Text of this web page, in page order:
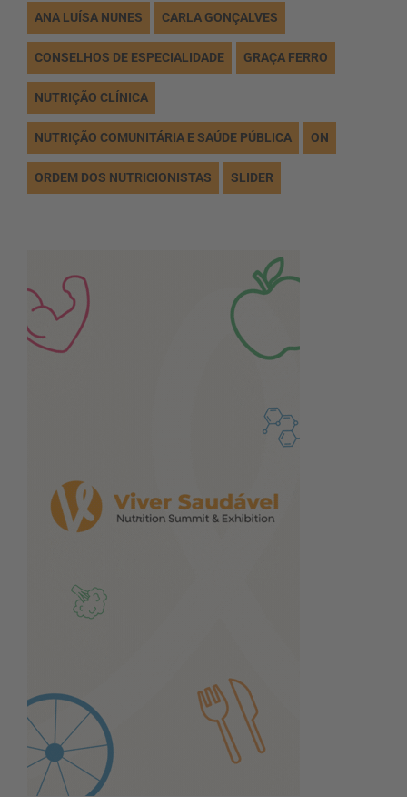
ANA LUÍSA NUNES CARLA GONÇALVES
CONSELHOS DE ESPECIALIDADE GRAÇA FERRO
NUTRIÇÃO CLÍNICA
NUTRIÇÃO COMUNITÁRIA E SAÚDE PÚBLICA ON
ORDEM DOS NUTRICIONISTAS SLIDER